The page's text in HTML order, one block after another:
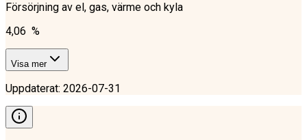
Försörjning av el, gas, värme och kyla
4,06 %
Visa mer
Uppdaterat: 2026-07-31